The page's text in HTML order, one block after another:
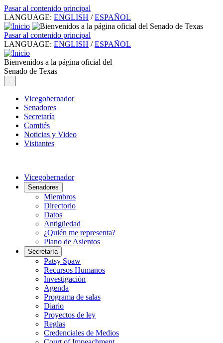
Pasar al contenido principal
LANGUAGE: ENGLISH / ESPAÑOL
Pasar al contenido principal
LANGUAGE: ENGLISH / ESPAÑOL
Bienvenidos a la página oficial del
Senado de Texas
≡
Vicegobernador
Senadores
Secretaría
Comités
Noticias y Video
Visitantes
Vicegobernador
Senadores
Miembros
Directorio
Datos
Antigüedad
¿Quién me representa?
Plano de Asientos
Secretaría
Patsy Spaw
Recursos Humanos
Investigación
Agenda
Programa de salas
Diario
Proyectos de ley
Reglas
Credenciales de Medios